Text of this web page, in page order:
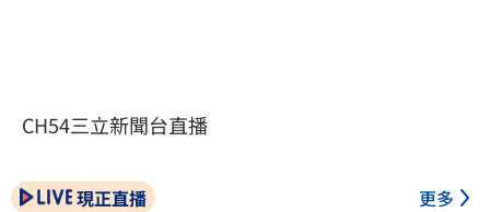
CH54三立新聞台直播
現正直播 更多